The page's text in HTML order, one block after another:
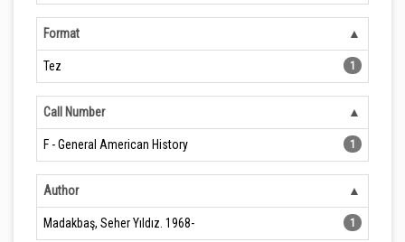
Format
Tez 1
Call Number
F - General American History 1
Author
Madakbaş, Seher Yıldız. 1968- 1